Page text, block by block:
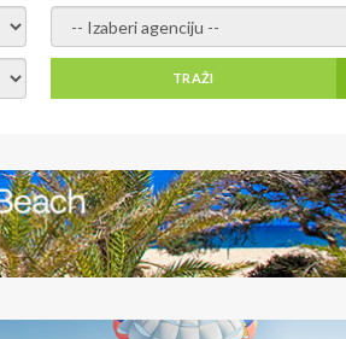
- izaberi agenciju -
TRAŽI